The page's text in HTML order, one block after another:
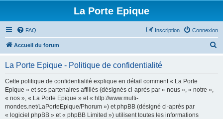
La Porte Epique
FAQ Connexion
Inscription
Accueil du forum
La Porte Epique - Politique de confidentialité
Cette politique de confidentialité explique en détail comment « La Porte
Epique » et ses partenaires affiliés (désignés ci-après par « nous », « notre »,
« nos », « La Porte Epique » et « http://www.multi-
mondes.net/LaPorteEpique/Phorum ») et phpBB (désigné ci-après par
« logiciel phpBB » et « phpBB Limited ») utilisent toutes les informations